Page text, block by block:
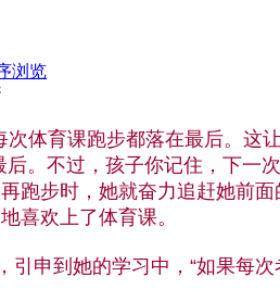
浏览
体育课跑步都落在最后。这
。不过，孩子你记住，下一
步时，她就奋力追赶她前
喜欢上了体育课。
申到她的学习中，“如果每